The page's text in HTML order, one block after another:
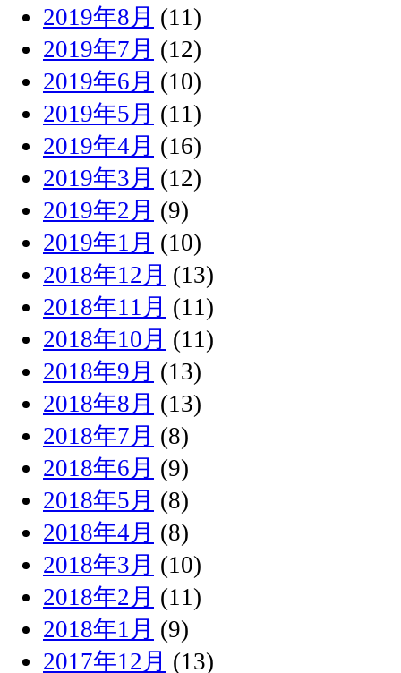
2019年8月 (11)
2019年7月 (12)
2019年6月 (10)
2019年5月 (11)
2019年4月 (16)
2019年3月 (12)
2019年2月 (9)
2019年1月 (10)
2018年12月 (13)
2018年11月 (11)
2018年10月 (11)
2018年9月 (13)
2018年8月 (13)
2018年7月 (8)
2018年6月 (9)
2018年5月 (8)
2018年4月 (8)
2018年3月 (10)
2018年2月 (11)
2018年1月 (9)
2017年12月 (13)